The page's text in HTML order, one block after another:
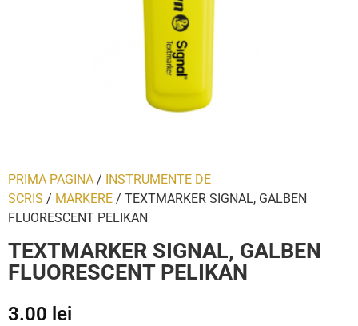
PRIMA PAGINA / INSTRUMENTE DE
SCRIS / MARKERE / TEXTMARKER SIGNAL, GALBEN
FLUORESCENT PELIKAN
TEXTMARKER SIGNAL, GALBEN
FLUORESCENT PELIKAN
3.00 lei